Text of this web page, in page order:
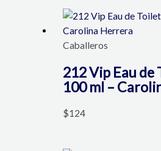
Caballeros
212 Vip Eau
100 ml –
$124